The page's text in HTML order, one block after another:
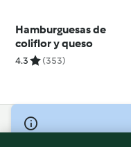
Hamburguesas de
coliflor y queso
4.3 (353)
© Copyright 2026